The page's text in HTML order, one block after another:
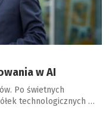
w AI
Po świetnych
technologicznych …